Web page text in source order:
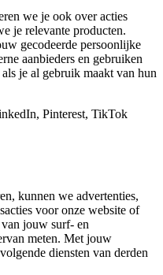
we je ook over acties
je relevante producten.
gecodeerde persoonlijke
aanbieders en gebruiken
je al gebruik maakt van hun
Pinterest, TikTok
kunnen we advertenties,
voor onze website of
jouw surf- en
meten. Met jouw
diensten van derden